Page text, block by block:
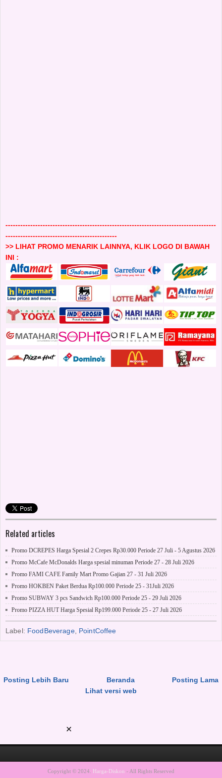
-------------------------------------------------------------------------------------
---------------------------------------------
>> LIHAT PROMO MENARIK LAINNYA, KLIK LOGO DI BAWAH
INI :
Related articles
Promo DCREPES Harga Spesial 2 Crepes Rp30.000 Periode 27 Juli - 5 Agustus 2026
Promo McCafe McDonalds Harga spesial minuman Periode 27 - 28 Juli 2026
Promo FAMI CAFE Family Mart Promo Gajian 27 - 31 Juli 2026
Promo HOKBEN Paket Berdua Rp100.000 Periode 25 - 31Juli 2026
Promo SUBWAY 3 pcs Sandwich Rp100.000 Periode 25 - 29 Juli 2026
Promo PIZZA HUT Harga Spesial Rp199.000 Periode 25 - 27 Juli 2026
Label: FoodBeverage, PointCoffee
Posting Lebih Baru Posting Lama
Beranda
Lihat versi web
Copyright © 2024. Harga-Diskon - All Rights Reserved